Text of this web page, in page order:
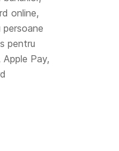
online,
persoane
pentru
Pay,